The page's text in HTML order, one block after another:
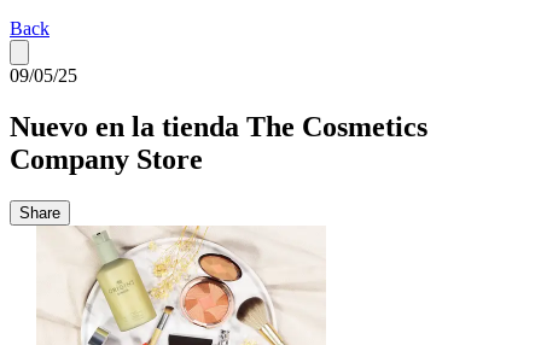
Back
09/05/25
Nuevo en la tienda The Cosmetics
Company Store
Share